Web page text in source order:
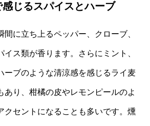
じるスパイスとハーブ
間に立ち上るペッパー、クローブ、
イス類が香ります。さらにミント、
ーブのような清涼感を感じるライ麦
あり、柑橘の皮やレモンピールのよ
クセントになることも多いです。燻